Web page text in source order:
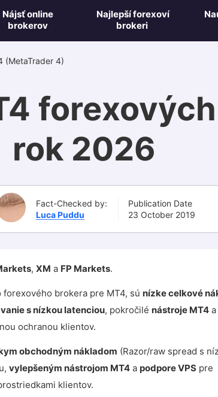
Nájsť online
brokerov
Najlepší forexoví
brokeri
(MetaTrader 4)
rok 2026
Fact-Checked by:
Luca Puddu
Publication Date
23 October 2019
, XM a FP Markets.
brokera pre MT4, sú nízke celkové
s nízkou latenciou, pokročilé nástroje MT4 a
ochranou klientov.
obchodným nákladom (Razor/raw spread s
vylepšeným nástrojom MT4 a podpore VPS pre
klientov.